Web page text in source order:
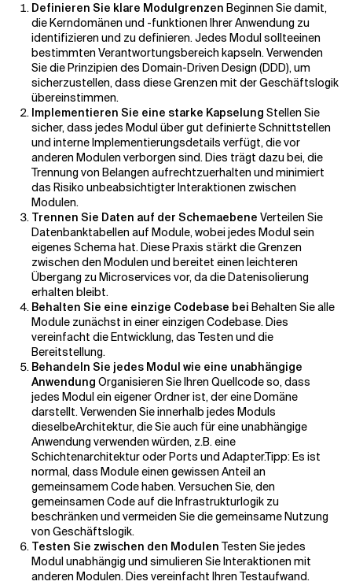
Definieren Sie klare Modulgrenzen Beginnen Sie damit,
die Kerndomänen und -funktionen Ihrer Anwendung zu
identifizieren und zu definieren. Jedes Modul sollteeinen
bestimmten Verantwortungsbereich kapseln. Verwenden
Sie die Prinzipien des Domain-Driven Design (DDD), um
sicherzustellen, dass diese Grenzen mit der Geschäftslogik
übereinstimmen.
Implementieren Sie eine starke Kapselung Stellen Sie
sicher, dass jedes Modul über gut definierte Schnittstellen
und interne Implementierungsdetails verfügt, die vor
anderen Modulen verborgen sind. Dies trägt dazu bei, die
Trennung von Belangen aufrechtzuerhalten und minimiert
das Risiko unbeabsichtigter Interaktionen zwischen
Modulen.
Trennen Sie Daten auf der Schemaebene Verteilen Sie
Datenbanktabellen auf Module, wobei jedes Modul sein
eigenes Schema hat. Diese Praxis stärkt die Grenzen
zwischen den Modulen und bereitet einen leichteren
Übergang zu Microservices vor, da die Datenisolierung
erhalten bleibt.
Behalten Sie eine einzige Codebase bei Behalten Sie alle
Module zunächst in einer einzigen Codebase. Dies
vereinfacht die Entwicklung, das Testen und die
Bereitstellung.
Behandeln Sie jedes Modul wie eine unabhängige
Anwendung Organisieren Sie Ihren Quellcode so, dass
jedes Modul ein eigener Ordner ist, der eine Domäne
darstellt. Verwenden Sie innerhalb jedes Moduls
dieselbeArchitektur, die Sie auch für eine unabhängige
Anwendung verwenden würden, z.B. eine
Schichtenarchitektur oder Ports und Adapter.Tipp: Es ist
normal, dass Module einen gewissen Anteil an
gemeinsamem Code haben. Versuchen Sie, den
gemeinsamen Code auf die Infrastrukturlogik zu
beschränken und vermeiden Sie die gemeinsame Nutzung
von Geschäftslogik.
Testen Sie zwischen den Modulen Testen Sie jedes
Modul unabhängig und simulieren Sie Interaktionen mit
anderen Modulen. Dies vereinfacht Ihren Testaufwand.